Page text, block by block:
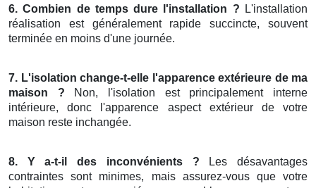
6. Combien de temps dure l'installation ? L'installation
réalisation est généralement rapide succincte, souvent
terminée en moins d'une journée.
7. L'isolation change-t-elle l'apparence extérieure de ma
maison ? Non, l'isolation est principalement interne
intérieure, donc l'apparence aspect extérieur de votre
maison reste inchangée.
8. Y a-t-il des inconvénients ? Les désavantages
contraintes sont minimes, mais assurez-vous que votre